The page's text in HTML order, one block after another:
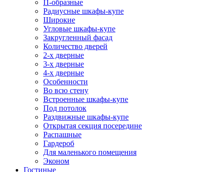
П-образные
Радиусные шкафы-купе
Широкие
Угловые шкафы-купе
Закругленный фасад
Количество дверей
2-х дверные
3-х дверные
4-х дверные
Особенности
Во всю стену
Встроенные шкафы-купе
Под потолок
Раздвижные шкафы-купе
Открытая секция посередине
Распашные
Гардероб
Для маленького помещения
Эконом
Гостиные